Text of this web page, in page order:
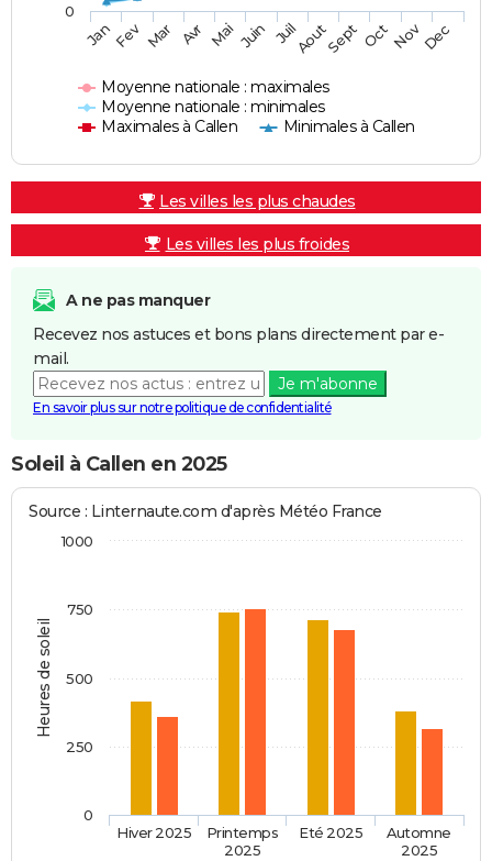
Moyenne nationale : maximales
Moyenne nationale : minimales
Maximales à Callen
Minimales à Callen
JanFev Mar Avr Mai Juin JuilAoutSept OctNovDec
0
Les villes les plus chaudes
Les villes les plus froides
A ne pas manquer
Recevez nos astuces et bons plans directement par e-
mail.
Je m'abonne
En savoir plus sur notre politique de confidentialité
Soleil à Callen en 2025
Heures de soleil
Source : Linternaute.com d'après Météo France
Hiver 2025
Printemps
2025
Eté 2025
Automne
2025
0
250
500
750
1000